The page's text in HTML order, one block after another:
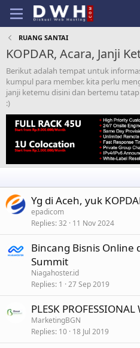
RUANG SANTAI
KOPDAR, Acara, Janji
Berikut adalah tempat untuk
kumpul para member. kita perlu
janji ketemu disini dan bertemu
:)
Yg di Aceh, yuk
epadicom
Replies 32 11 Nov 2024
Bincang Bisnis Online
Summit
Niagahoster.id
Replies 1 27 Sep 2019
PLESK
MarketingBGN
Replies 10 18 Jul 2019